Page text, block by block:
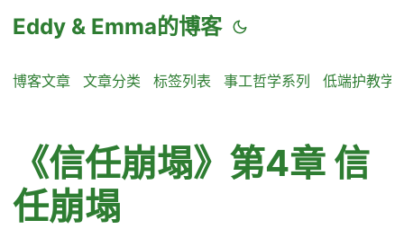
Eddy & Emma的博客
博客文章 文章分类 标签列表 事工哲学系列 低端护教学
《信任崩塌》第4章 信
任崩塌